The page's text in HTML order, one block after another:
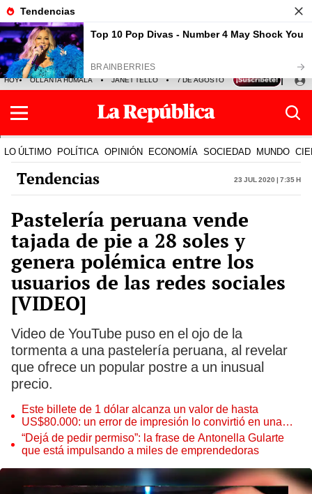
HOY OLLANTA HUMALA JANET TELLO 7 DE AGOSTO TINKA RESULTADOS
LO ÚLTIMO POLÍTICA OPINIÓN ECONOMÍA SOCIEDAD MUNDO
Tendencias 23 Jul 2020 | 7:35 h
Pastelería peruana vende
tajada de pie a 28 soles y
genera polémica entre los
usuarios de las redes sociales
[VIDEO]
Video de YouTube puso en el ojo de la
tormenta a una pastelería peruana, al revelar
que ofrece un popular postre a un inusual
precio.
Este billete de 1 dólar alcanza un valor de hasta
US$80.000: un error de impresión lo convirtió en una
pieza única que hoy buscan coleccionistas de todo el
mundo
“Dejá de pedir permiso”: la frase de Antonella Gularte
que está impulsando a miles de emprendedoras